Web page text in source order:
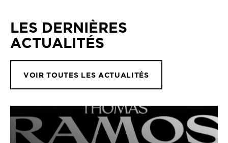
LES DERNIÈRES
ACTUALITÉS
VOIR TOUTES LES ACTUALITÉS